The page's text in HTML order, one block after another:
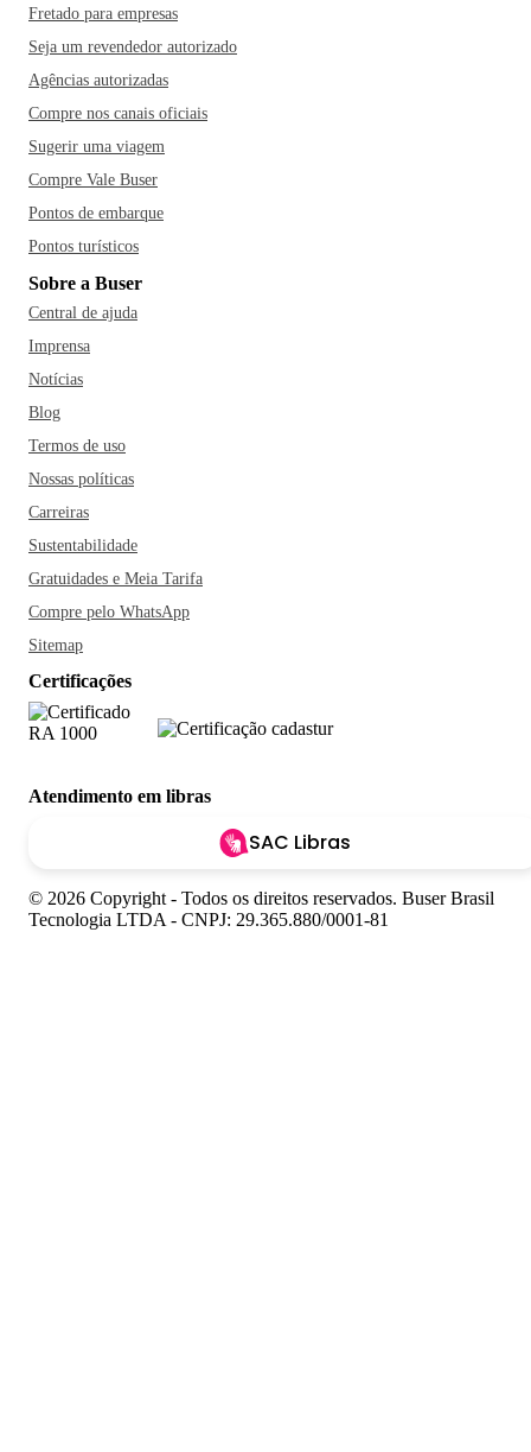
Fretado para empresas
Seja um revendedor autorizado
Agências autorizadas
Compre nos canais oficiais
Sugerir uma viagem
Compre Vale Buser
Pontos de embarque
Pontos turísticos
Sobre a Buser
Central de ajuda
Imprensa
Notícias
Blog
Termos de uso
Nossas políticas
Carreiras
Sustentabilidade
Gratuidades e Meia Tarifa
Compre pelo WhatsApp
Sitemap
Certificações
Atendimento em libras
SAC Libras
© 2026 Copyright - Todos os direitos reservados. Buser Brasil
Tecnologia LTDA - CNPJ: 29.365.880/0001-81